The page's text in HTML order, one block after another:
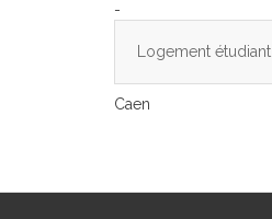
-
Logement étudiant
Caen